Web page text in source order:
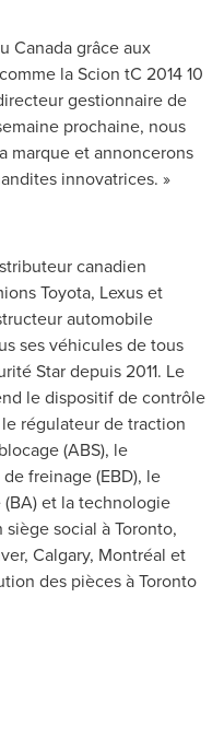
Canadagrâce aux
la Scion tC 2014 10
gestionnaire de
prochaine, nous
marque et annoncerons
innovatrices. »
canadien
Toyota, Lexus et
automobile
ses véhicules de tous
Star depuis 2011. Le
le dispositif de contrôle
régulateur de traction
(ABS), le
freinage (EBD), le
et la technologie
siège social àToronto,
, Calgary, Montréal et
des pièces àToronto